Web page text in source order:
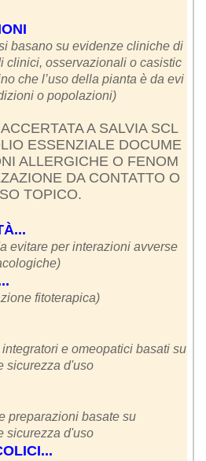
basano su evidenze cliniche di
clinici, osservazionali o casistic
che l’uso della pianta è da evi
o popolazioni)
A SALVIA SCL
ESSENZIALE DOCUME
ALLERGICHE O FENOM
DA CONTATTO O
TOPICO.
evitare per interazioni avverse
fitoterapica)
e omeopatici basati su
sicurezza d'uso
preparazioni basate su
sicurezza d'uso